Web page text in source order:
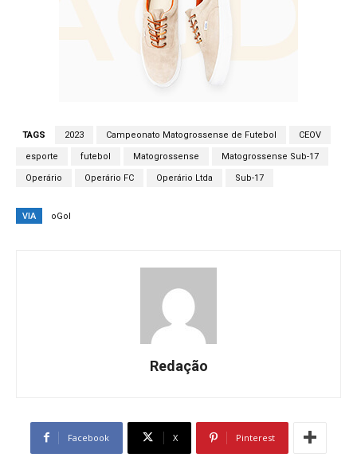
TAGS 2023 Campeonato Matogrossense de Futebol CEOV
esporte futebol Matogrossense Matogrossense Sub-17
Operário Operário FC Operário Ltda Sub-17
VIA oGol
Redação
Facebook X Pinterest